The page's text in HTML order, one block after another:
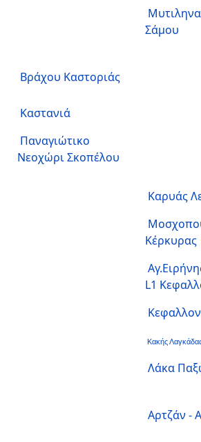
Σάμου
Βράχου Καστοριάς
Καστανιά
Παναγιώτικο
Νεοχώρι Σκοπέλου
Καρυάς
Κέρκυρας
L1
Κακής
Λάκα
Αρτζάν -